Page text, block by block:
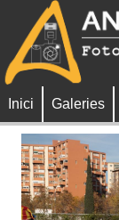
Inici Galeries